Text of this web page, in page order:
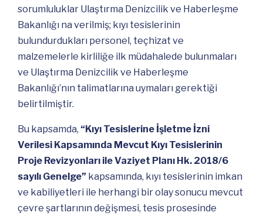
sorumluluklar Ulaştırma Denizcilik ve Haberleşme
Bakanlığı na verilmiş; kıyı tesislerinin
bulundurdukları personel, teçhizat ve
malzemelerle kirliliğe ilk müdahalede bulunmaları
ve Ulaştırma Denizcilik ve Haberleşme
Bakanlığı’nın talimatlarına uymaları gerektiği
belirtilmiştir.
Bu kapsamda, “Kıyı Tesislerine İşletme İzni
Verilesi Kapsamında Mevcut Kıyı Tesislerinin
Proje Revizyonları ile Vaziyet Planı Hk. 2018/6
sayılı Genelge” kapsamında, kıyı tesislerinin imkan
ve kabiliyetleri ile herhangi bir olay sonucu mevcut
çevre şartlarının değişmesi, tesis prosesinde